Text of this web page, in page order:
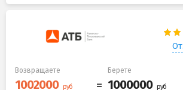
Возвращаете Берете